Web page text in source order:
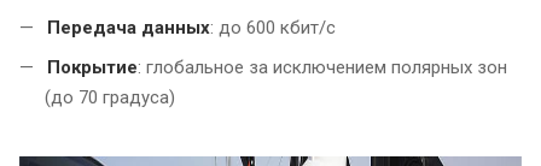
Передача данных: до 600 кбит/с
Покрытие: глобальное за исключением полярных зон
(до 70 градуса)